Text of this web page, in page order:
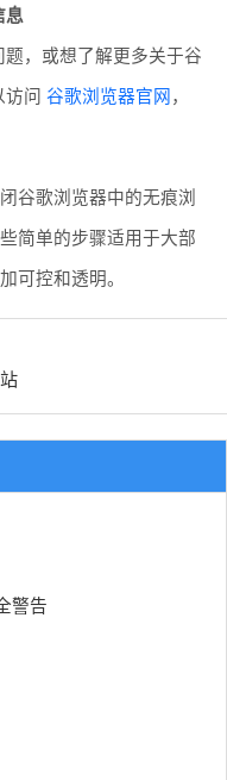
息
，或想了解更多关于谷
访问 谷歌浏览器官网，
谷歌浏览器中的无痕浏
简单的步骤适用于大部
可控和透明。
警告